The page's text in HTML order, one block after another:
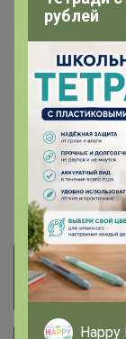
- Покупали
‌- Муж
рублей
Happy